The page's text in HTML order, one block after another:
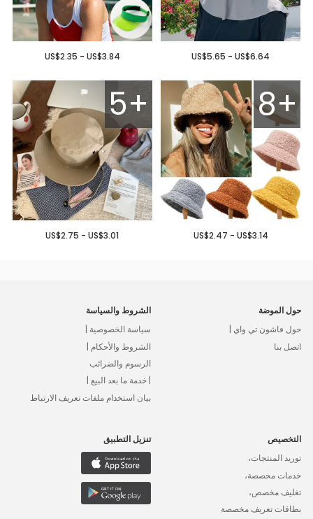
US$5.65 - US$6.64
US$2.35 - US$3.84
8+
US$2.47 - US$3.14
5+
US$2.75 - US$3.01
حول الموضة
حول فاشون تي واي |
اتصل بنا
الشروط والسياسة
سياسة الخصوصية |
الشروط والأحكام |
الرسوم والضرائب
| خدمة ما بعد البيع |
بيان استخدام ملفات تعريف الارتباط
التخصيص
توريد المنتجات،
خدمات مخصصة،
تغليف مخصص،
بطاقات تعريف مخصصة
تنزيل التطبيق